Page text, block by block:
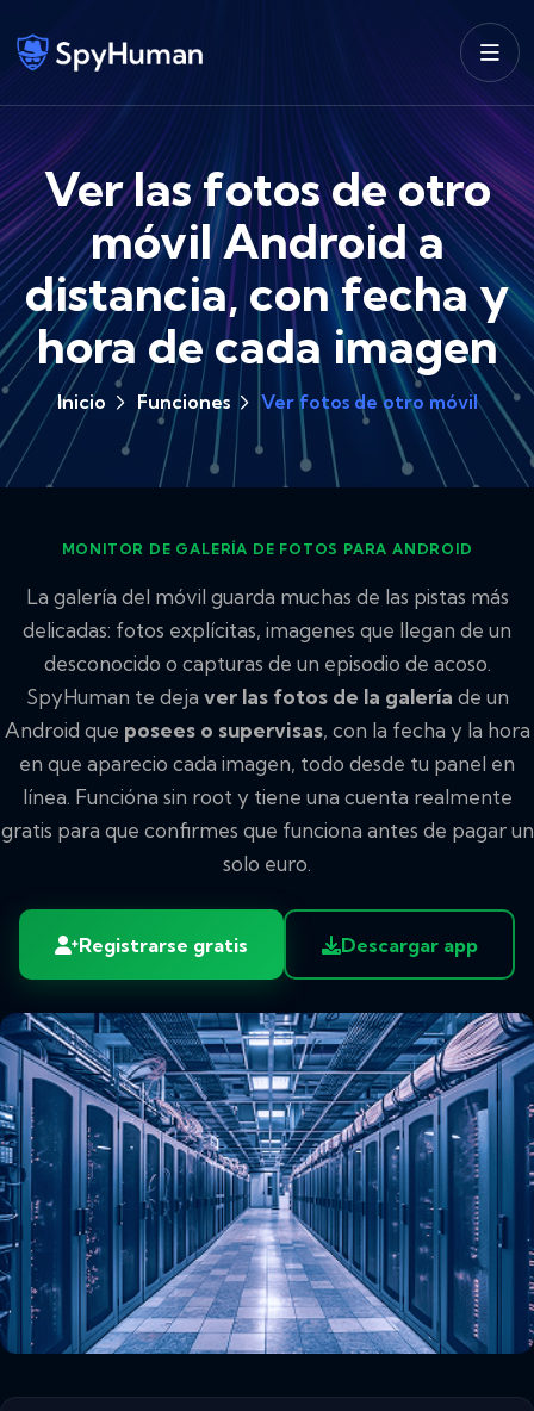
Ver las fotos de otro
móvil Android a
distancia, con fecha y
hora de cada imagen
Inicio Funciones Ver fotos de otro móvil
MONITOR DE GALERÍA DE FOTOS PARA ANDROID
La galería del móvil guarda muchas de las pistas más
delicadas: fotos explícitas, imagenes que llegan de un
desconocido o capturas de un episodio de acoso.
SpyHuman te deja ver las fotos de la galería de un
Android que posees o supervisas, con la fecha y la hora
en que aparecio cada imagen, todo desde tu panel en
línea. Funcióna sin root y tiene una cuenta realmente
gratis para que confirmes que funciona antes de pagar un
solo euro.
Registrarse gratis Descargar app